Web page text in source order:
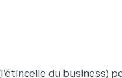
du business)